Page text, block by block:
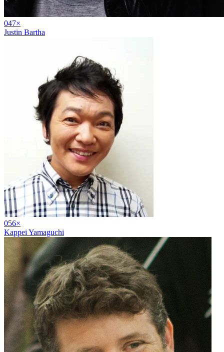
047×
Justin Bartha
056×
Kappei Yamaguchi